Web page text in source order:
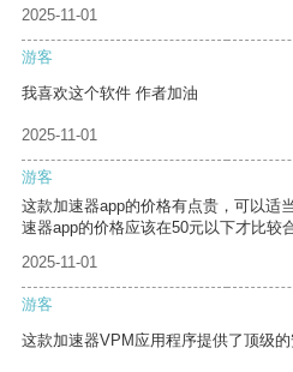
2025-11-01
游客
我喜欢这个软件 作者加油
2025-11-01
游客
这款加速器app的价格有点贵，可以适
速器app的价格应该在50元以下才比较
2025-11-01
游客
这款加速器VPM应用程序提供了顶级的